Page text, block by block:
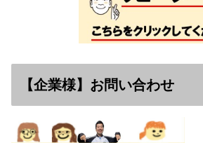
【企業様】お問い合わせ